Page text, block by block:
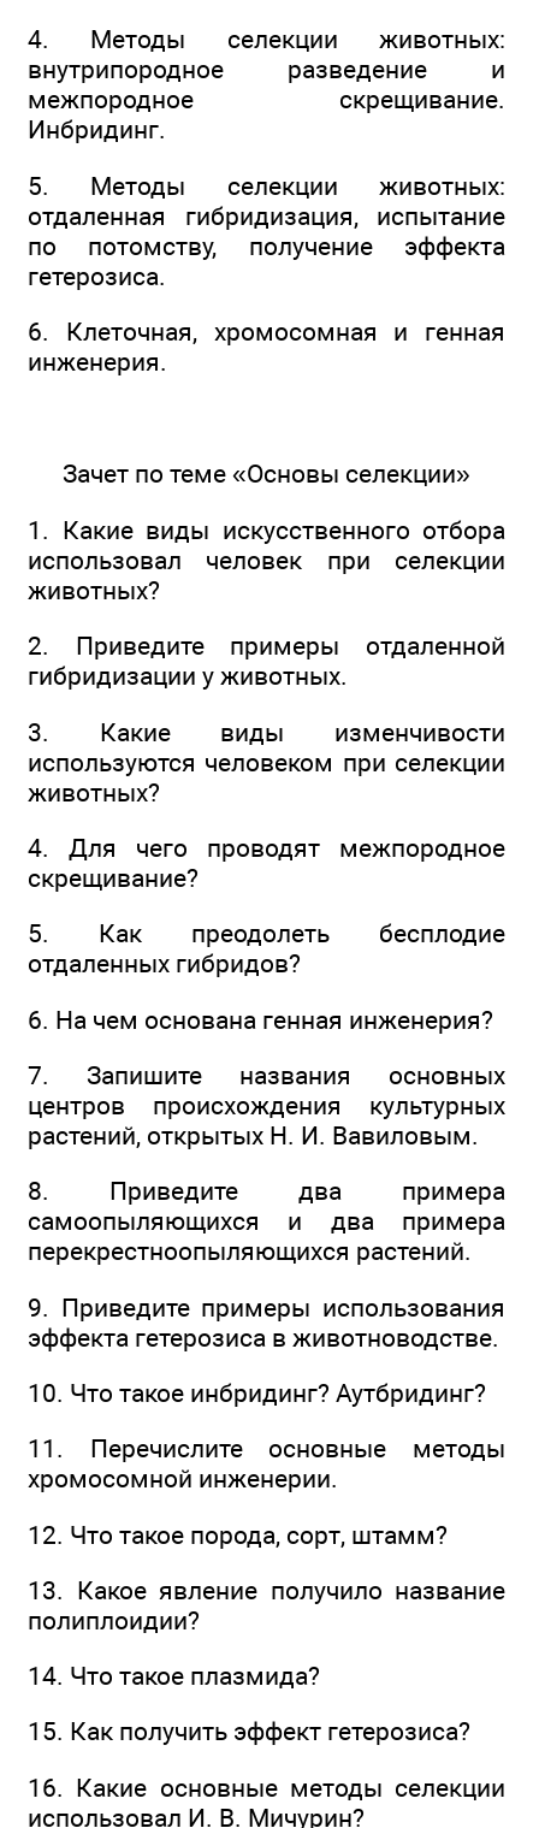
4. Методы селекции животных:
внутрипородное разведение и
межпородное скрещивание.
Инбридинг.
5. Методы селекции животных:
отдаленная гибридизация, испытание
по потомству, получение эффекта
гетерозиса.
6. Клеточная, хромосомная и генная
инженерия.
Зачет по теме «Основы селекции»
1. Какие виды искусственного отбора
использовал человек при селекции
животных?
2. Приведите примеры отдаленной
гибридизации у животных.
3. Какие виды изменчивости
используются человеком при селекции
животных?
4. Для чего проводят межпородное
скрещивание?
5. Как преодолеть бесплодие
отдаленных гибридов?
6. На чем основана генная инженерия?
7. Запишите названия основных
центров происхождения культурных
растений, открытых Н. И. Вавиловым.
8. Приведите два примера
самоопыляющихся и два примера
перекрестноопыляющихся растений.
9. Приведите примеры использования
эффекта гетерозиса в животноводстве.
10. Что такое инбридинг? Аутбридинг?
11. Перечислите основные методы
хромосомной инженерии.
12. Что такое порода, сорт, штамм?
13. Какое явление получило название
полиплоидии?
14. Что такое плазмида?
15. Как получить эффект гетерозиса?
16. Какие основные методы селекции
использовал И. В. Мичурин?